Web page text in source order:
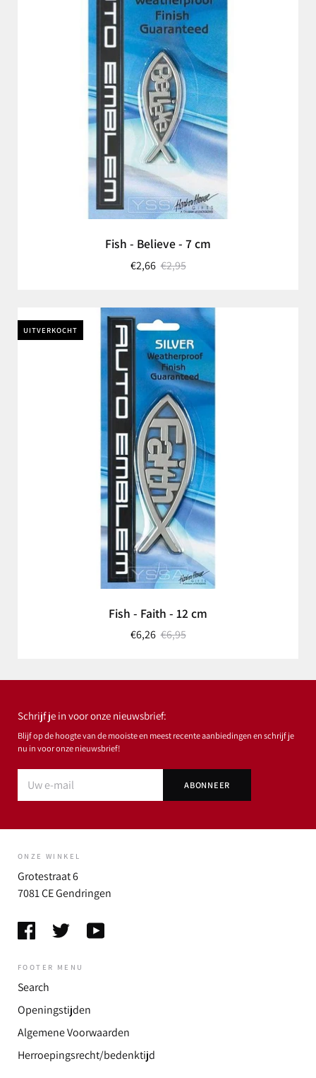
Fish - Believe - 7 cm
€2,66 €2,95
UITVERKOCHT
Fish - Faith - 12 cm
€6,26 €6,95
Schrijf je in voor onze nieuwsbrief:
Blijf op de hoogte van de mooiste en meest recente aanbiedingen en schrijf je
nu in voor onze nieuwsbrief!
ONZE WINKEL
Grotestraat 6
7081 CE Gendringen
FOOTER MENU
Search
Openingstijden
Algemene Voorwaarden
Herroepingsrecht/bedenktijd